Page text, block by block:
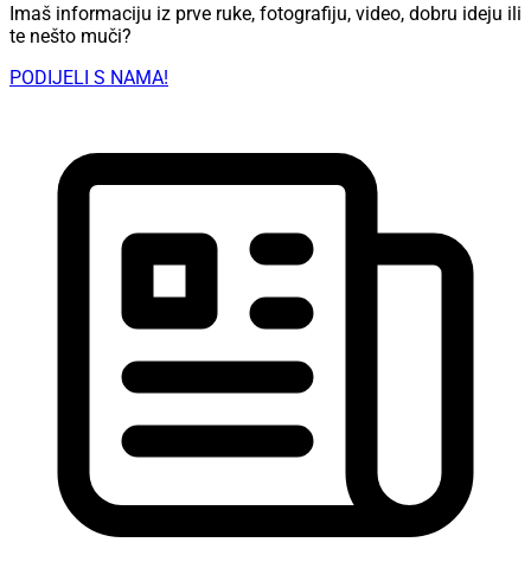
Imaš informaciju iz prve ruke, fotografiju, video, dobru ideju ili
te nešto muči?
PODIJELI S NAMA!